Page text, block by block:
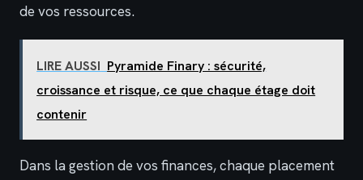
de vos ressources.
LIRE AUSSI Pyramide Finary : sécurité,
croissance et risque, ce que chaque étage doit
contenir
Dans la gestion de vos finances, chaque placement